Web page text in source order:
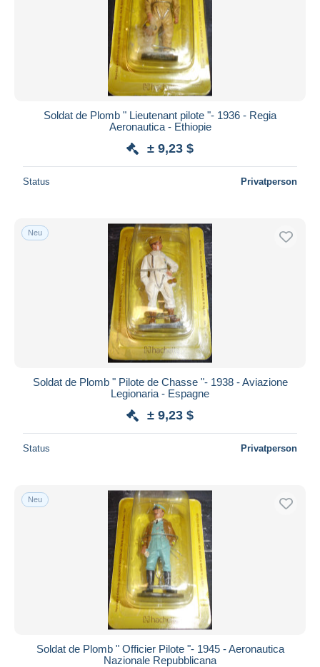
Soldat de Plomb " Lieutenant pilote "- 1936 - Regia
Aeronautica - Ethiopie
± 9,23 $
Status Privatperson
Neu
Soldat de Plomb " Pilote de Chasse "- 1938 - Aviazione
Legionaria - Espagne
± 9,23 $
Status Privatperson
Neu
Soldat de Plomb " Officier Pilote "- 1945 - Aeronautica
Nazionale Repubblicana